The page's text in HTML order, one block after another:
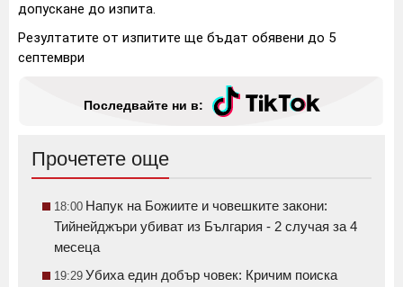
допускане до изпита.
Резултатите от изпитите ще бъдат обявени до 5
септември
Последвайте ни в:
Прочетете още
18:00 Напук на Божиите и човешките закони:
Тийнейджъри убиват из България - 2 случая за 4
месеца
19:29 Убиха един добър човек: Кричим поиска